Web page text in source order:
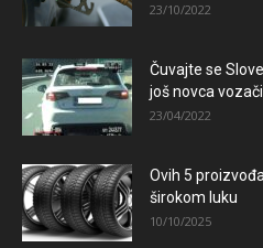
23/10/2022
Čuvajte se
još novca
23/04/2022
Ovih 5
širokom luku
10/10/2025